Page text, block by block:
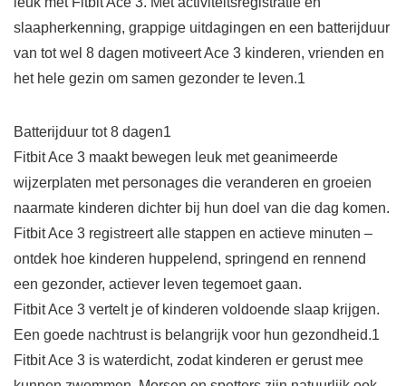
slaapherkenning, grappige uitdagingen en een batterijduur
van tot wel 8 dagen motiveert Ace 3 kinderen, vrienden en
het hele gezin om samen gezonder te leven.1
Batterijduur tot 8 dagen1
Fitbit Ace 3 maakt bewegen leuk met geanimeerde
wijzerplaten met personages die veranderen en groeien
naarmate kinderen dichter bij hun doel van die dag komen.
Fitbit Ace 3 registreert alle stappen en actieve minuten –
ontdek hoe kinderen huppelend, springend en rennend
een gezonder, actiever leven tegemoet gaan.
Fitbit Ace 3 vertelt je of kinderen voldoende slaap krijgen.
Een goede nachtrust is belangrijk voor hun gezondheid.1
Fitbit Ace 3 is waterdicht, zodat kinderen er gerust mee